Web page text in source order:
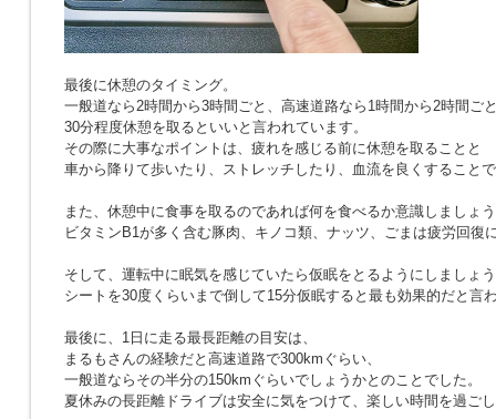
最後に休憩のタイミング。
一般道なら2時間から3時間ごと、高速道路なら1時間から2時間ご
30分程度休憩を取るといいと言われています。
その際に大事なポイントは、疲れを感じる前に休憩を取ることと
車から降りて歩いたり、ストレッチしたり、血流を良くすること
また、休憩中に食事を取るのであれば何を食べるか意識しましょ
ビタミンB1が多く含む豚肉、キノコ類、ナッツ、ごまは疲労回復
そして、運転中に眠気を感じていたら仮眠をとるようにしましょ
シートを30度くらいまで倒して15分仮眠すると最も効果的だと言
最後に、1日に走る最長距離の目安は、
まるもさんの経験だと高速道路で300kmぐらい、
一般道ならその半分の150kmぐらいでしょうかとのことでした。
夏休みの長距離ドライブは安全に気をつけて、楽しい時間を過ご